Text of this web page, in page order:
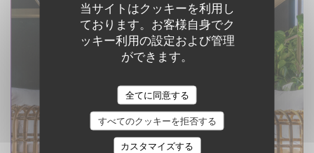
当サイトはクッキーを利用し
ております。お客様自身でク
ッキー利用の設定および管理
ができます。
全てに同意する
すべてのクッキーを拒否する
カスタマイズする